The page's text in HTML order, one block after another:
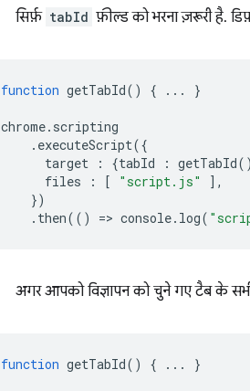
सिर्फ़ tabId फ़ील्ड को भरना ज़रूरी है.
function getTabId() { ... }
chrome. scripting
. executeScript({
target
: {tabId : getTabId
files
: [ "script.js"
],
})
. then(() => console. log(
अगर आपको विज्ञापन को चुने गए टैब के सभी
function getTabId() { ... }